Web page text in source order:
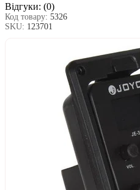
Відгуки: (0)
Код товару: 5326
SKU: 123701